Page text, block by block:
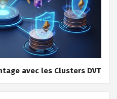
avec les Clusters DVT